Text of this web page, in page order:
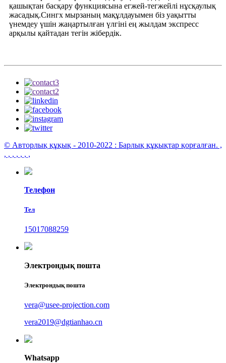
қашықтан басқару функциясына егжей-тегжейлі нұсқаулық
жасадық.Сингх мырзаның мақұлдауымен біз уақытты
үнемдеу үшін жаңартылған үлгіні ең жылдам экспресс
арқылы қайтадан тегін жібердік.
© Авторлық құқық - 2010-2022 : Барлық құқықтар қорғалған. ,
, , , , , , ,
Телефон
Тел
15017088259
Электрондық пошта
Электрондық пошта
vera@usee-projection.com
vera2019@dgtianhao.cn
Whatsapp